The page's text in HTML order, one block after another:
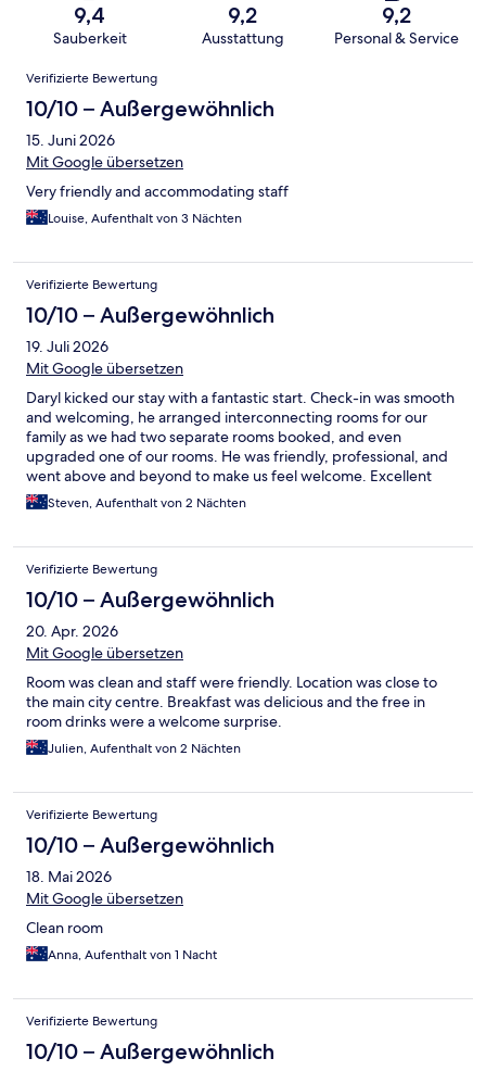
9,4
Sauberkeit
9,2
Ausstattung
9,2
Personal & Service
Bewertungen
Verifizierte Bewertung
10/10 – Außergewöhnlich
15. Juni 2026
Mit Google übersetzen
Very friendly and accommodating staff
Louise, Aufenthalt von 3 Nächten
Verifizierte Bewertung
10/10 – Außergewöhnlich
19. Juli 2026
Mit Google übersetzen
Daryl kicked our stay with a fantastic start. Check-in was smooth
and welcoming, he arranged interconnecting rooms for our
family as we had two separate rooms booked, and even
upgraded one of our rooms. He was friendly, professional, and
went above and beyond to make us feel welcome. Excellent
customer service! Best hotel ever n Canberra, we love staying
here.
Steven, Aufenthalt von 2 Nächten
Verifizierte Bewertung
10/10 – Außergewöhnlich
20. Apr. 2026
Mit Google übersetzen
Room was clean and staff were friendly. Location was close to
the main city centre. Breakfast was delicious and the free in
room drinks were a welcome surprise.
Julien, Aufenthalt von 2 Nächten
Verifizierte Bewertung
10/10 – Außergewöhnlich
18. Mai 2026
Mit Google übersetzen
Clean room
Anna, Aufenthalt von 1 Nacht
Verifizierte Bewertung
10/10 – Außergewöhnlich